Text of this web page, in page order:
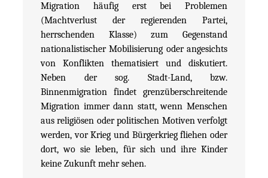
Migration häufig erst bei Problemen
(Machtverlust der regierenden Partei,
herrschenden Klasse) zum Gegenstand
nationalistischer Mobilisierung oder angesichts
von Konflikten thematisiert und diskutiert.
Neben der sog. Stadt-Land, bzw.
Binnenmigration findet grenzüberschreitende
Migration immer dann statt, wenn Menschen
aus religiösen oder politischen Motiven verfolgt
werden, vor Krieg und Bürgerkrieg fliehen oder
dort, wo sie leben, für sich und ihre Kinder
keine Zukunft mehr sehen.